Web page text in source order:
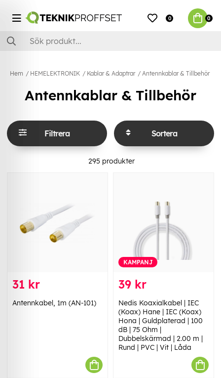
0 0
Hem HEMELEKTRONIK Kablar & Adaptrar Antennkablar & Tillbehör
Antennkablar & Tillbehör
Filtrera Sortera
295 produkter
31 kr
Antennkabel, 1m (AN-101)
KAMPANJ
39 kr
Nedis Koaxialkabel | IEC
(Koax) Hane | IEC (Koax)
Hona | Guldplaterad | 100
dB | 75 Ohm |
Dubbelskärmad | 2.00 m |
Rund | PVC | Vit | Låda